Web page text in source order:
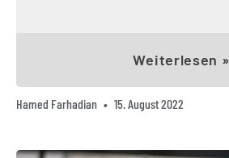
Weiterlesen »
Hamed Farhadian 15. August 2022